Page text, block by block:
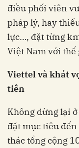
điều phối viên
pháp lý, hay
lực…, đặt từng
Việt Nam với thế
Viettel và khát
tiên
Không dừng lại
đặt mục tiêu
thác tổng cộng